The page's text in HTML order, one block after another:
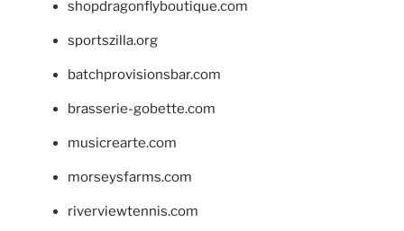
shopdragonflyboutique.com
sportszilla.org
batchprovisionsbar.com
brasserie-gobette.com
musicrearte.com
morseysfarms.com
riverviewtennis.com